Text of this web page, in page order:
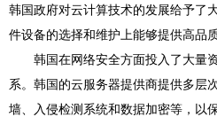
韩国政府对云计算技术的发展给予了
件设备的选择和维护上能够提供高品
韩国在网络安全方面投入了大量
系。韩国的云服务器提供商提供多层
墙、入侵检测系统和数据加密等，以